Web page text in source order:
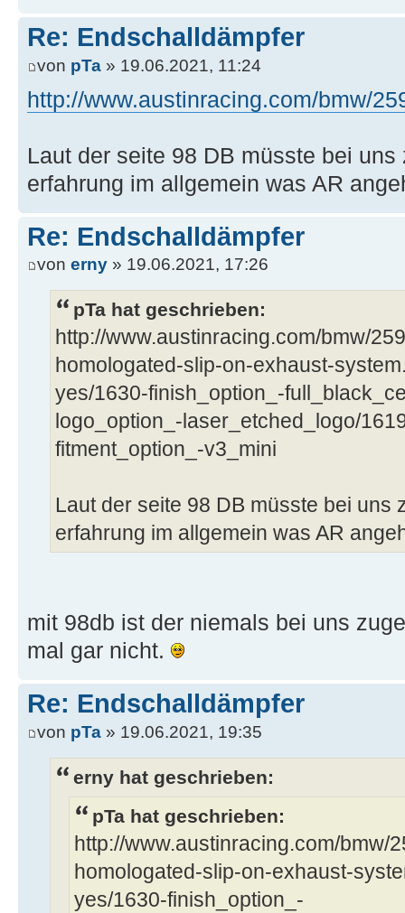
Re: Endschalldämpfer
von pTa » 19.06.2021, 11:24
http://www.austinracing.com/bmw/
Laut der seite 98 DB müsste bei
erfahrung im allgemein was AR
Re: Endschalldämpfer
von erny » 19.06.2021, 17:26
pTa hat geschrieben:
http://www.austinracing.com/bmw/
homologated-slip-on-exhaust-
yes/1630-finish_option_-
logo_option_-laser_etched_logo/
fitment_option_-v3_mini
Laut der seite 98 DB müsste bei uns
erfahrung im allgemein was AR
mit 98db ist der niemals bei uns
mal gar nicht.
Re: Endschalldämpfer
von pTa » 19.06.2021, 19:35
erny hat geschrieben:
pTa hat geschrieben:
http://www.austinracing.com/bmw/
homologated-slip-on-exhaust-
yes/1630-finish_option_-